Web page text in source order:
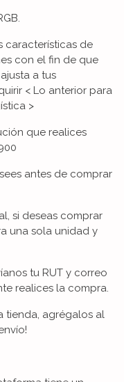
características de
con el fin de que
a tus
< Lo anterior para
>
que realices
antes de comprar
si deseas comprar
una sola unidad y
tu RUT y correo
realices la compra.
tienda, agrégalos al